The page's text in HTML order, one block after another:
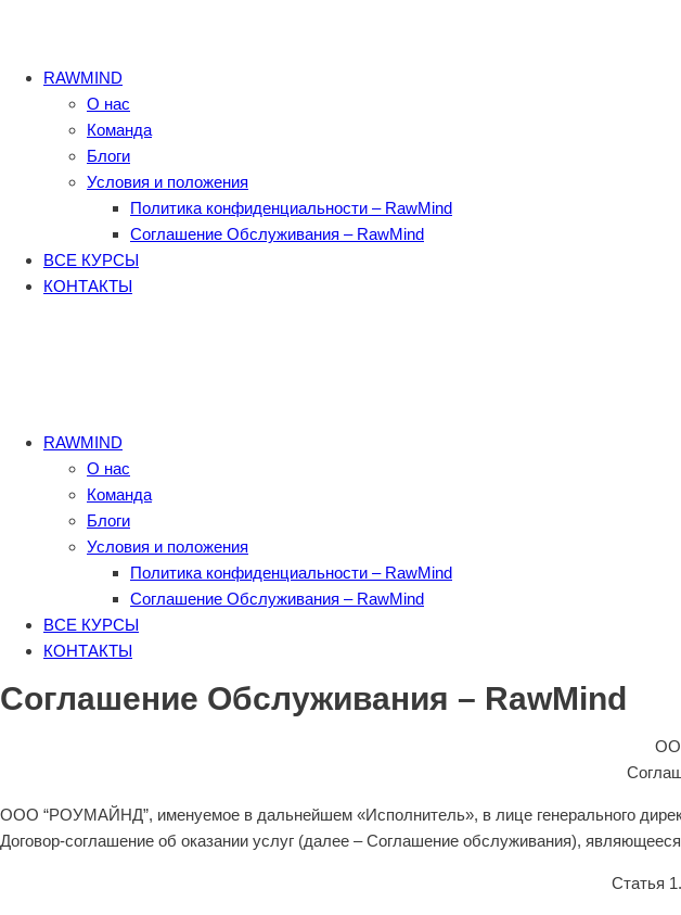
RAWMIND
О нас
Команда
Блоги
Условия и положения
Политика конфиденциальности – RawMind
Соглашение Обслуживания – RawMind
ВСЕ КУРСЫ
КОНТАКТЫ
RAWMIND
О нас
Команда
Блоги
Условия и положения
Политика конфиденциальности – RawMind
Соглашение Обслуживания – RawMind
ВСЕ КУРСЫ
КОНТАКТЫ
Соглашение Обслуживания – RawMind
ООО “РОУМАЙНД”, именуемое в дальнейшем «Исполнитель», в лице генерального
Договор-соглашение об оказании услуг (далее – Соглашение обслуживания),
Статья